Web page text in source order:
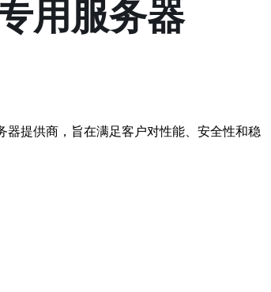
用服务器
提供商，旨在满足客户对性能、安全性和稳